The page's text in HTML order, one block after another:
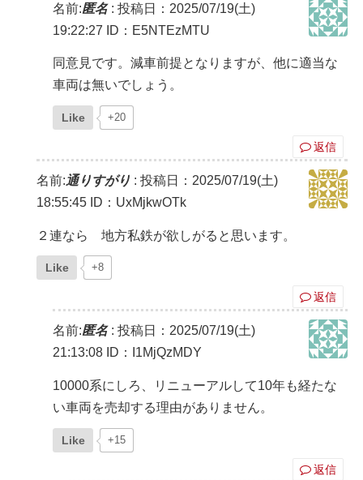
名前:匿名: 投稿日：2025/07/19(土)
19:22:27
ID：E5NTEzMTU
同意見です。減車前提となりますが、他に適当な
車両は無いでしょう。
Like +20
返信
名前:通りすがり : 投稿日：2025/07/19(土)
18:55:45 ID：UxMjkwOTk
２連なら 地方私鉄が欲しがると思います。
Like +8
返信
名前:匿名: 投稿日：2025/07/19(土)
21:13:08 ID：I1MjQzMDY
10000系にしろ、リニューアルして10年も経たな
い車両を売却する理由がありません。
Like +15
返信